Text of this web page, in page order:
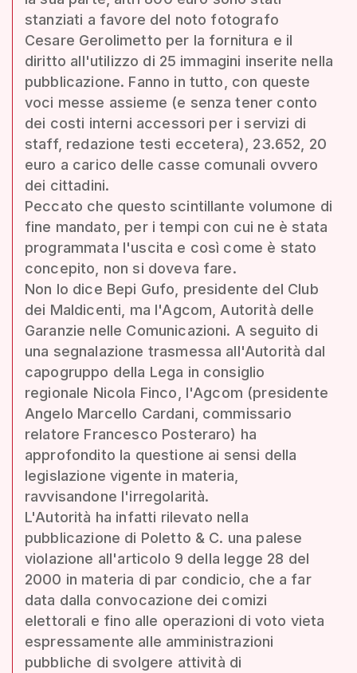
stanziati a favore del noto fotografo
Cesare Gerolimetto per la fornitura e il
diritto all'utilizzo di 25 immagini inserite nella
pubblicazione. Fanno in tutto, con queste
voci messe assieme (e senza tener conto
dei costi interni accessori per i servizi di
staff, redazione testi eccetera), 23.652, 20
euro a carico delle casse comunali ovvero
dei cittadini.
Peccato che questo scintillante volumone di
fine mandato, per i tempi con cui ne è stata
programmata l'uscita e così come è stato
concepito, non si doveva fare.
Non lo dice Bepi Gufo, presidente del Club
dei Maldicenti, ma l'Agcom, Autorità delle
Garanzie nelle Comunicazioni. A seguito di
una segnalazione trasmessa all'Autorità dal
capogruppo della Lega in consiglio
regionale Nicola Finco, l'Agcom (presidente
Angelo Marcello Cardani, commissario
relatore Francesco Posteraro) ha
approfondito la questione ai sensi della
legislazione vigente in materia,
ravvisandone l'irregolarità.
L'Autorità ha infatti rilevato nella
pubblicazione di Poletto & C. una palese
violazione all'articolo 9 della legge 28 del
2000 in materia di par condicio, che a far
data dalla convocazione dei comizi
elettorali e fino alle operazioni di voto vieta
espressamente alle amministrazioni
pubbliche di svolgere attività di